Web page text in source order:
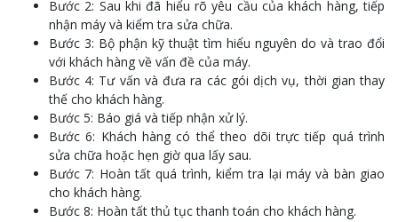
Bước 2: Sau khi đã hiểu rõ yêu cầu của khách hàng, tiếp
nhận máy và kiểm tra sửa chữa.
Bước 3: Bộ phận kỹ thuật tìm hiểu nguyên do và trao đổi
với khách hàng về vấn đề của máy.
Bước 4: Tư vấn và đưa ra các gói dịch vụ, thời gian thay
thế cho khách hàng.
Bước 5: Báo giá và tiếp nhận xử lý.
Bước 6: Khách hàng có thể theo dõi trực tiếp quá trình
sửa chữa hoặc hẹn giờ qua lấy sau.
Bước 7: Hoàn tất quá trình, kiểm tra lại máy và bàn giao
cho khách hàng.
Bước 8: Hoàn tất thủ tục thanh toán cho khách hàng.